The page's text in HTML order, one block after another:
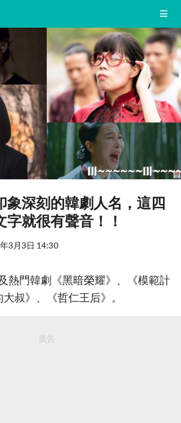
象深刻的韓劇人名，這四
就很有聲音！！
3月3日 14:30
熱門韓劇《黑暗榮耀》、《模範計
叔》、《哲仁王后》。
廣告